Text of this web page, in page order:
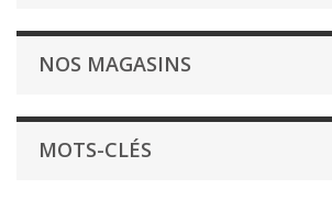
NOS MAGASINS
MOTS-CLÉS